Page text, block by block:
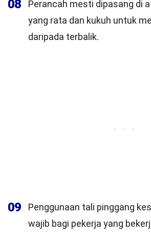
08
Perancah mesti dipasang di
yang rata dan kukuh untuk
daripada terbalik.
09
Penggunaan tali pinggang
wajib bagi pekerja yang